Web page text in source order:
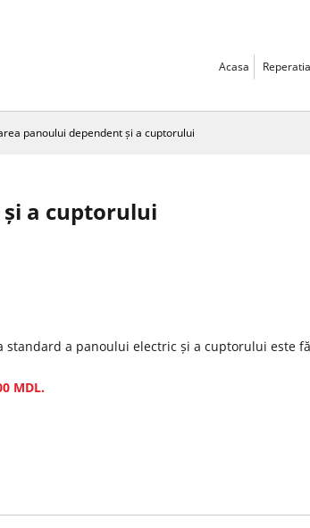
Acasa Reperatia
panoului dependent și a cuptorului
a cuptorului
standard a panoului electric și a cuptorului este
MDL.